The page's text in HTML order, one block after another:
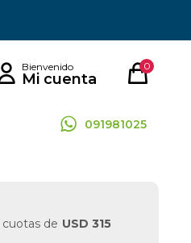
091981025
0
cuotas de USD 315